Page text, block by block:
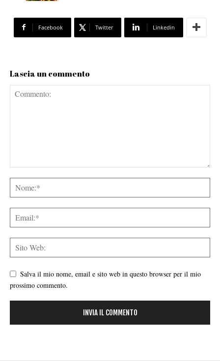
Facebook Twitter Linkedin
Lascia un commento
Salva il mio nome, email e sito web in questo browser per il mio
prossimo commento.